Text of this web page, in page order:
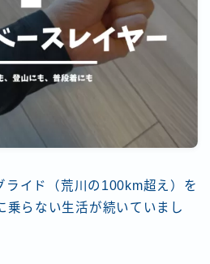
ライド（荒川の100km超え）を
乗らない生活が続いていまし